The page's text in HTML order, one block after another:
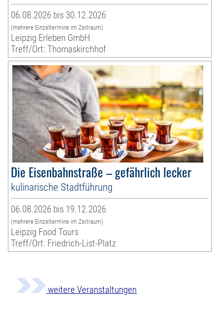
06.08.2026 bis 30.12.2026
(mehrere Einzeltermine im Zeitraum)
Leipzig Erleben GmbH
Treff/Ort: Thomaskirchhof
Die Eisenbahnstraße – gefährlich lecker
kulinarische Stadtführung
06.08.2026 bis 19.12.2026
(mehrere Einzeltermine im Zeitraum)
Leipzig Food Tours
Treff/Ort: Friedrich-List-Platz
weitere Veranstaltungen